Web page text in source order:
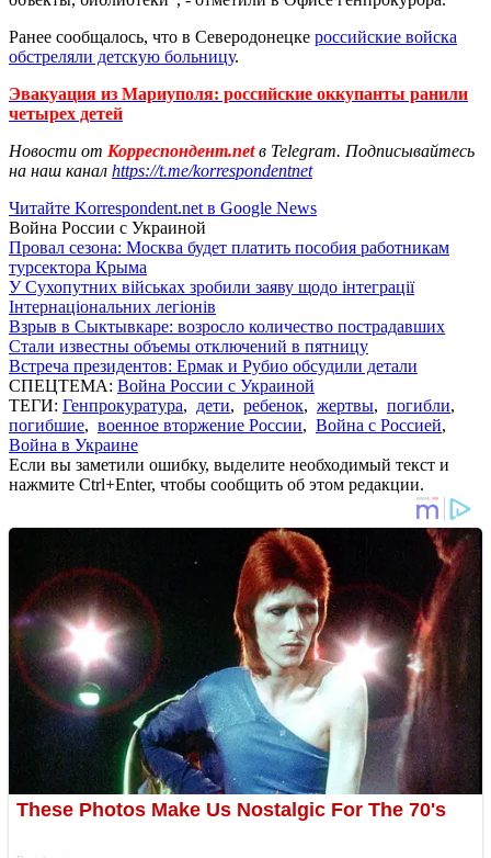
Ранее сообщалось, что в Северодонецке российские войска
обстреляли детскую больницу.
Эвакуация из Мариуполя: российские оккупанты ранили
четырех детей
Новости от Корреспондент.netв Telegram. Подписывайтесь
на наш канал https://t.me/korrespondentnet
Читайте Korrespondent.net в Google News
Война России с Украиной
Провал сезона: Москва будет платить пособия работникам
турсектора Крыма
У Сухопутних військах зробили заяву щодо інтеграції
Інтернаціональних легіонів
Взрыв в Сыктывкаре: возросло количество пострадавших
Стали известны объемы отключений в пятницу
Встреча президентов: Ермак и Рубио обсудили детали
СПЕЦТЕМА: Война России с Украиной
ТЕГИ: Генпрокуратура, дети, ребенок, жертвы, погибли,
погибшие, военное вторжение России, Война с Россией,
Война в Украине
Если вы заметили ошибку, выделите необходимый текст и
нажмите Ctrl+Enter, чтобы сообщить об этом редакции.